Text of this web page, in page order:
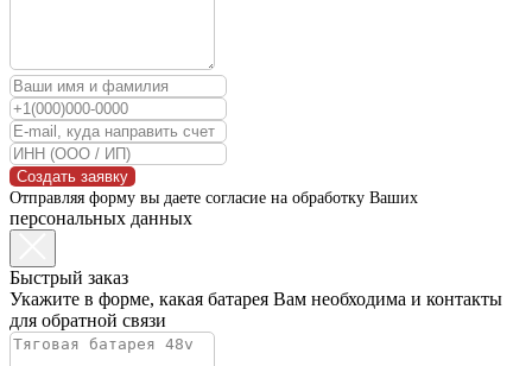
Создать заявку
Отправляя форму вы даете согласие на обработку Ваших
персональных данных
Быстрый заказ
Укажите в форме, какая батарея Вам необходима и контакты
для обратной связи